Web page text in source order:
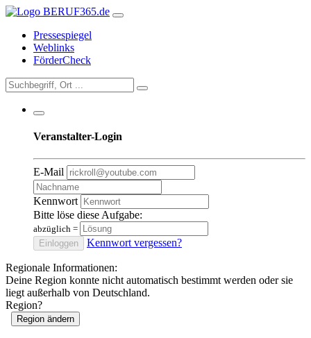
Pressespiegel
Weblinks
FörderCheck
Veranstalter-Login
E-Mail
Kennwort
Bitte löse diese Aufgabe:
abzüglich =
Einloggen
Kennwort vergessen?
Regionale Informationen:
Deine Region konnte nicht automatisch bestimmt werden oder sie
liegt außerhalb von Deutschland.
Region?
Region ändern